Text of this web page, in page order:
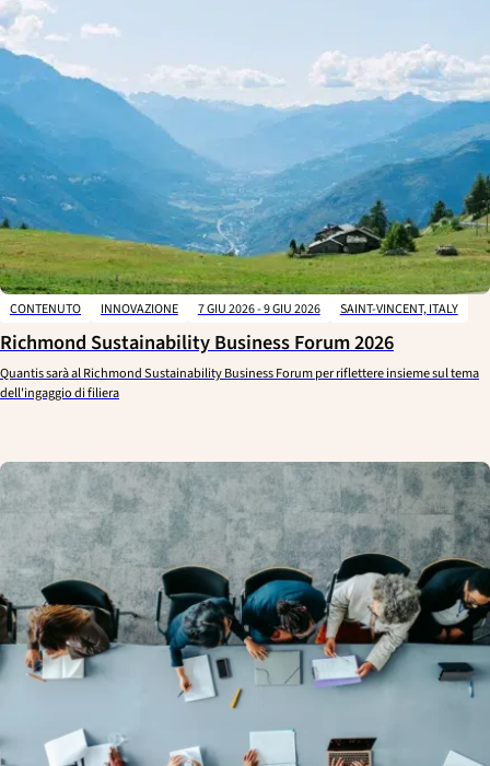
CONTENUTO INNOVAZIONE 7 GIU 2026 - 9 GIU 2026 SAINT-VINCENT, ITALY
Richmond Sustainability Business Forum 2026
Quantis sarà al Richmond Sustainability Business Forum per riflettere insieme sul tema
dell'ingaggio di filiera